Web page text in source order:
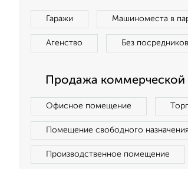
Гаражи Машиноместа в
Агенство Без посредников
Продажа коммерческой
Офисное помещение
Помещение свободного назначения
Производственное помещение